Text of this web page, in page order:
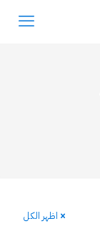
اظهر الكل